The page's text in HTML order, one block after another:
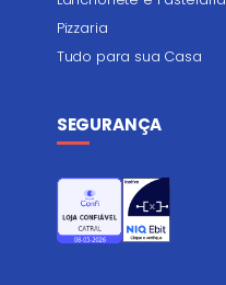
Pizzaria
Tudo para sua Casa
SEGURANÇA